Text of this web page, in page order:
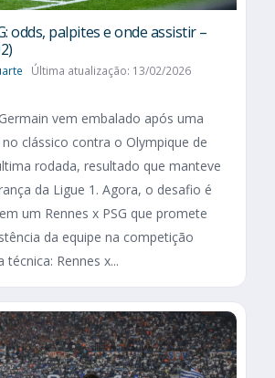
odds, palpites e onde assistir –
Última atualização: 13/02/2026
vem embalado após uma
clássico contra o Olympique de
rodada, resultado que manteve
da Ligue 1. Agora, o desafio é
um Rennes x PSG que promete
da equipe na competição
técnica: Rennes x...